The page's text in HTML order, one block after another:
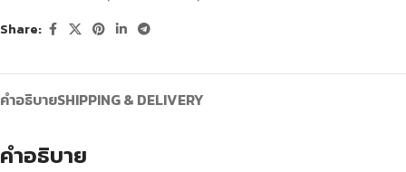
Share:
คำอธิบายSHIPPING & DELIVERY
คำอธิบาย